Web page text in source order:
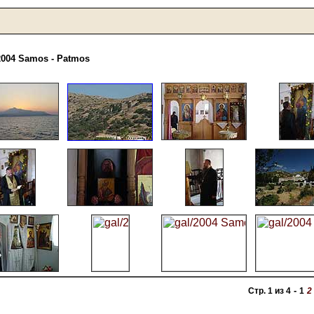
Samos - Patmos
Стр. 1 из 4 - 1 2